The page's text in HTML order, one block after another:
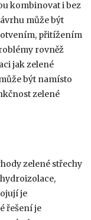
kombinovat i bez
může být
přitížením
rovněž
jak zelené
být namísto
zelené
zelené střechy
je
řešení je